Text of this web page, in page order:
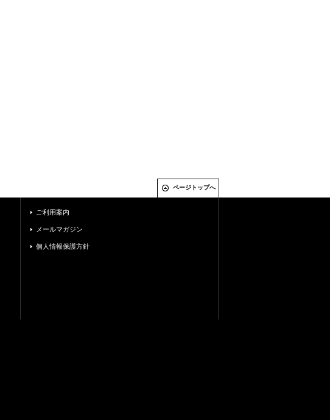
ページトップへ
ご利用案内
メールマガジン
個人情報保護方針